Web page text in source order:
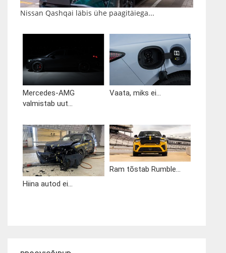
Nissan Qashqai läbis ühe paagitäiega...
Mercedes-AMG
valmistab uut...
Vaata, miks ei...
Hiina autod ei...
Ram tõstab Rumble...